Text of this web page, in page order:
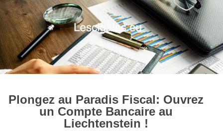
Plongez au Paradis Fiscal: Ouvrez
un Compte Bancaire au
Liechtenstein !